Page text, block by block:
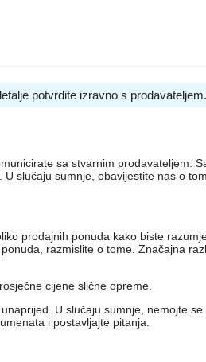
potvrdite izravno s prodavateljem.
sa stvarnim prodavateljem.
slučaju sumnje, obavijestite nas o
prodajnih ponuda kako biste
razmislite o tome. Značajna
cijene slične opreme.
U slučaju sumnje, nemojte
i postavljajte pitanja.